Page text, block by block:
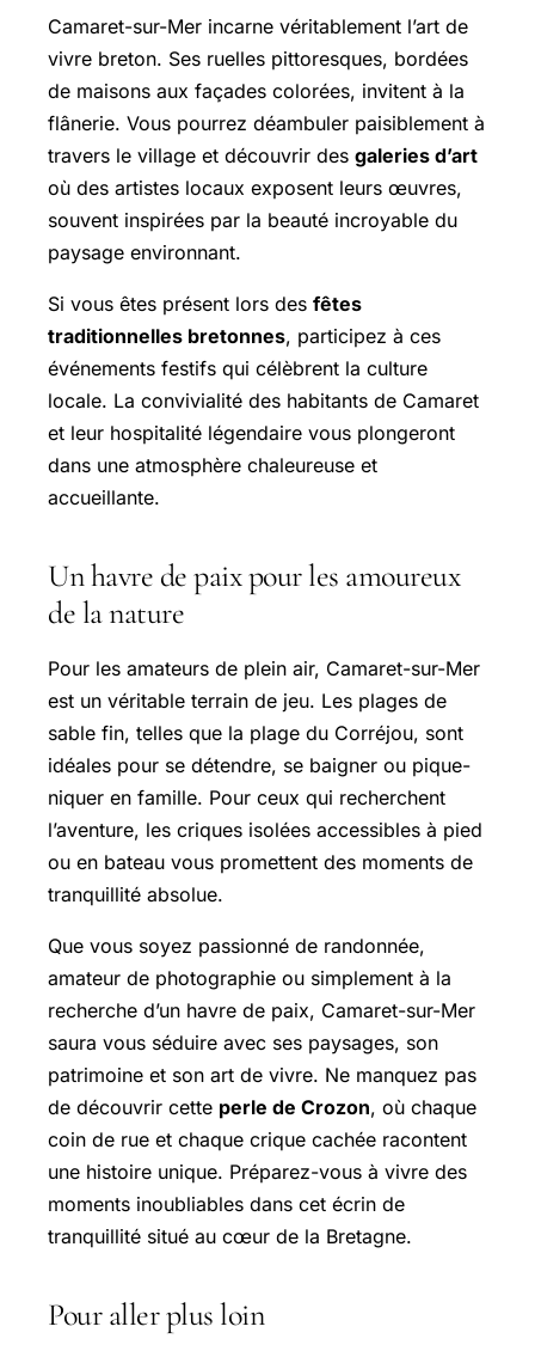
Camaret-sur-Mer incarne véritablement l’art de
vivre breton. Ses ruelles pittoresques, bordées
de maisons aux façades colorées, invitent à la
flânerie. Vous pourrez déambuler paisiblement à
travers le village et découvrir des galeries d’art
où des artistes locaux exposent leurs œuvres,
souvent inspirées par la beauté incroyable du
paysage environnant.
Si vous êtes présent lors des fêtes
traditionnelles bretonnes, participez à ces
événements festifs qui célèbrent la culture
locale. La convivialité des habitants de Camaret
et leur hospitalité légendaire vous plongeront
dans une atmosphère chaleureuse et
accueillante.
Un havre de paix pour les amoureux
de la nature
Pour les amateurs de plein air, Camaret-sur-Mer
est un véritable terrain de jeu. Les plages de
sable fin, telles que la plage du Corréjou, sont
idéales pour se détendre, se baigner ou pique-
niquer en famille. Pour ceux qui recherchent
l’aventure, les criques isolées accessibles à pied
ou en bateau vous promettent des moments de
tranquillité absolue.
Que vous soyez passionné de randonnée,
amateur de photographie ou simplement à la
recherche d’un havre de paix, Camaret-sur-Mer
saura vous séduire avec ses paysages, son
patrimoine et son art de vivre. Ne manquez pas
de découvrir cette perle de Crozon, où chaque
coin de rue et chaque crique cachée racontent
une histoire unique. Préparez-vous à vivre des
moments inoubliables dans cet écrin de
tranquillité situé au cœur de la Bretagne.
Pour aller plus loin